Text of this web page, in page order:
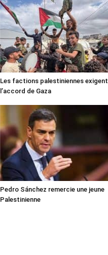
Les factions palestiniennes exigent
l’accord de Gaza
Pedro Sánchez remercie une jeune
Palestinienne